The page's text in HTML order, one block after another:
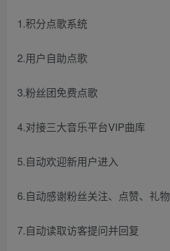
1.积分点歌系统
2.用户自助点歌
3.粉丝团免费点歌
4.对接三大音乐平台VIP曲库
5.自动欢迎新用户进入
6.自动感谢粉丝关注、点赞、礼物
7.自动读取访客提问并回复